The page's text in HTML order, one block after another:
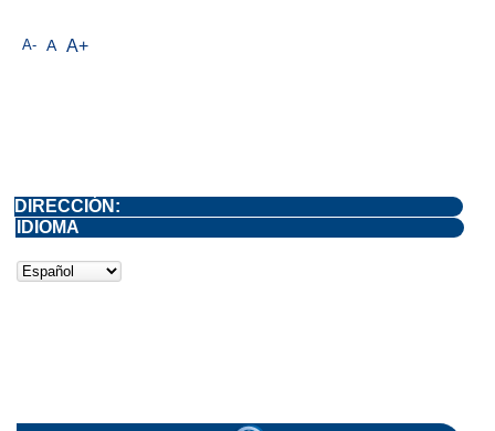
A- A A+
DIRECCIÓN:
IDIOMA